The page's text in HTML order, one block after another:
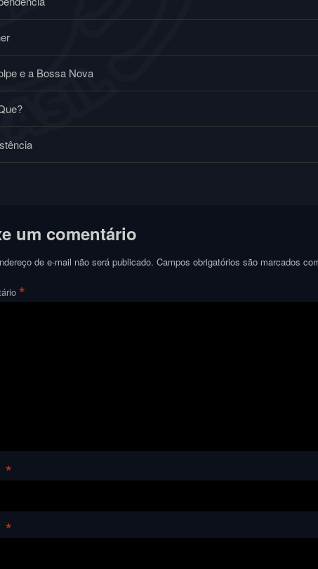
e a Bossa Nova
um comentário
de e-mail não será publicado. Campos obrigatórios são marcados
*
*
*